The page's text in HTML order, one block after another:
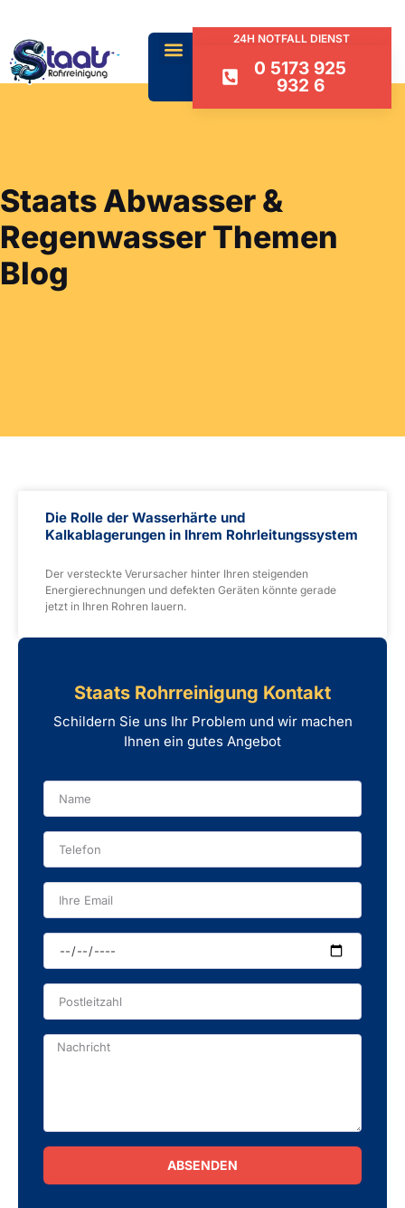
24H NOTFALL DIENST
0 5173 925
932 6
Staats Abwasser &
Regenwasser Themen
Blog
Die Rolle der Wasserhärte und
Kalkablagerungen in Ihrem Rohrleitungssystem
Der versteckte Verursacher hinter Ihren steigenden
Energierechnungen und defekten Geräten könnte gerade
jetzt in Ihren Rohren lauern.
Staats Rohrreinigung Kontakt
Schildern Sie uns Ihr Problem und wir machen
Ihnen ein gutes Angebot
ABSENDEN